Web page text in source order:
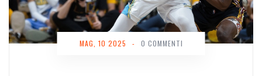
MAG, 10 2025 - 0 COMMENTI